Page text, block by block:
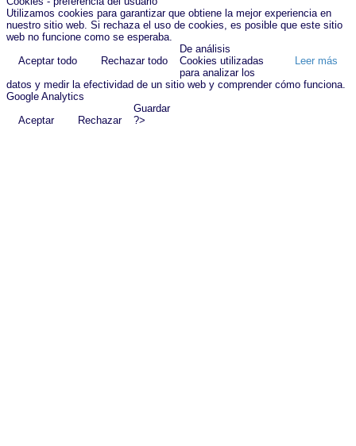
Utilizamos cookies para garantizar que obtiene la mejor experiencia en
nuestro sitio web. Si rechaza el uso de cookies, es posible que este sitio
web no funcione como se esperaba.
Aceptar todo
Rechazar todo Leer más
De análisis
Cookies utilizadas
para analizar los
datos y medir la efectividad de un sitio web y comprender cómo funciona.
Google Analytics
Aceptar
Rechazar
Guardar
?>